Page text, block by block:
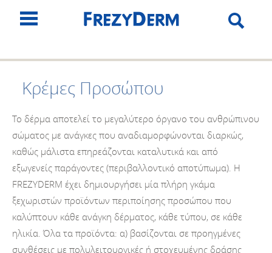
Κρέμες Προσώπου
Το δέρμα αποτελεί το μεγαλύτερο όργανο του ανθρώπινου
σώματος με ανάγκες που αναδιαμορφώνονται διαρκώς,
καθώς μάλιστα επηρεάζονται καταλυτικά και από
εξωγενείς παράγοντες (περιβαλλοντικό αποτύπωμα). Η
FREZYDERM έχει δημιουργήσει μία πλήρη γκάμα
ξεχωριστών προϊόντων περιποίησης προσώπου που
καλύπτουν κάθε ανάγκη δέρματος, κάθε τύπου, σε κάθε
ηλικία. Όλα τα προϊόντα: α) βασίζονται σε προηγμένες
συνθέσεις με πολυλειτουργικές ή στοχευμένης δράσης